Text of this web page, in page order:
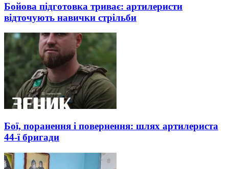
Бойова підготовка триває: артилеристи
відточують навички стрільби
Бої, поранення і повернення: шлях артилериста
44-ї бригади